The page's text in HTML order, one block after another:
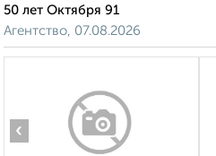
50 лет Октября 91
Агентство, 07.08.2026
‹